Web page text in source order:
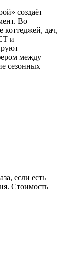
создаёт
Во
коттеджей, дач,
и
между
сезонных
если есть
Стоимость